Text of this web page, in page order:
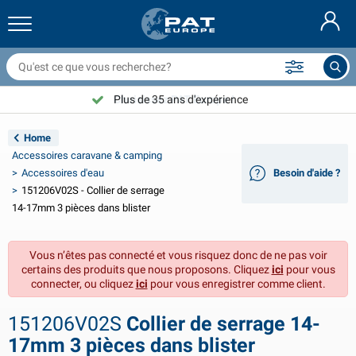
couvre remorque & accessoires
électriques pour remorque
de remorque
de remorque Aspöck
de remorque Radex
de remorque LED
de voiture
de voiture
de batterie & solaire
12V & 24V
& demi-housses voiture
de protection
de caravane & camping-car
de caravane & camping-car
gaz
de maintenance
de tente
de pont
et manilles
de voile
et entretien
de protection et accessoires
& couvertures anti feu
de vélo
air
de serrage
GasStop®
Nederlands
Deutsch
English
Svenska
Dansk
Suomalainen
Choisissez PAT Europe !
Plus de 35 ans d'expérience
Home
Accessoires caravane & camping
Accessoires d'eau
151206V02S - Collier de serrage
14-17mm 3 pièces dans blister
Besoin d'aide ?
Vous n’êtes pas connecté et vous risquez donc de ne pas voir
certains des produits que nous proposons. Cliquezici pour vous
connecter, ou cliquezici pour vous enregistrer comme client.
151206V02S Collier de serrage 14-
17mm 3 pièces dans blister